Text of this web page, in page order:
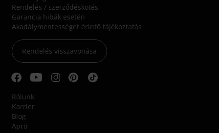
Rendelés / szerződéskötés
Garancia hibák esetén
Akadálymentességet érintő tájékoztatás
Rendelés visszavonása
Rólunk
Karrier
Blog
Apró